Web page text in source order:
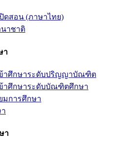
ดสอน (ภาษาไทย)
าชาติ
า
ข้าศึกษาระดับปริญญาบัณฑิต
าศึกษาระดับบัณฑิตศึกษา
มการศึกษา
า